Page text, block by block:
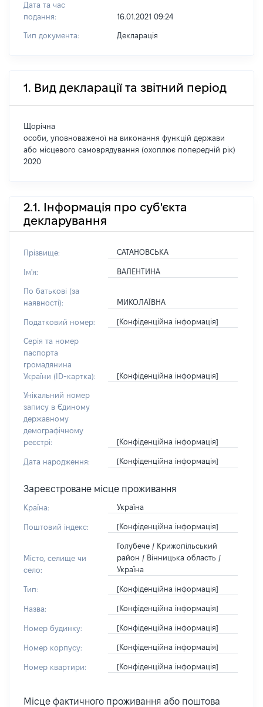
Дата та час
подання:
16.01.2021 09:24
Тип документа: Декларація
1. Вид декларації та звітний період
Щорічна
особи, уповноваженої на виконання функцій держави
або місцевого самоврядування (охоплює попередній рік)
2020
2.1. Інформація про суб'єкта
декларування
Прізвище: САТАНОВСЬКА
Ім'я: ВАЛЕНТИНА
По батькові (за
наявності):
МИКОЛАЇВНА
Податковий номер: [Конфіденційна інформація]
Серія та номер
паспорта
громадянина
України (ID-картка):
[Конфіденційна інформація]
Унікальний номер
запису в Єдиному
державному
демографічному
реєстрі:
[Конфіденційна інформація]
Дата народження: [Конфіденційна інформація]
Зареєстроване місце проживання
Країна: Україна
Поштовий індекс: [Конфіденційна інформація]
Місто, селище чи
село:
Голубече / Крижопільський
район / Вінницька область /
Україна
Тип: [Конфіденційна інформація]
Назва: [Конфіденційна інформація]
Номер будинку: [Конфіденційна інформація]
Номер корпусу: [Конфіденційна інформація]
Номер квартири: [Конфіденційна інформація]
Місце фактичного проживання або поштова